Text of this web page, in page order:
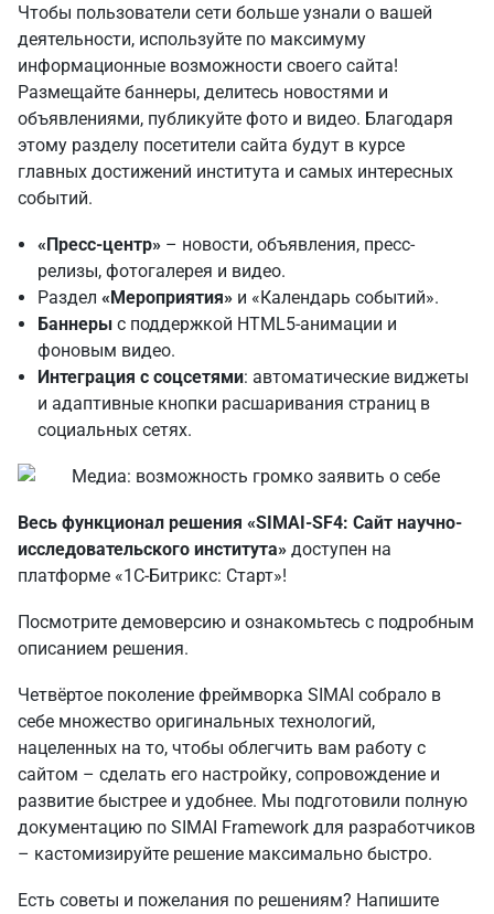
Чтобы пользователи сети больше узнали о вашей
деятельности, используйте по максимуму
информационные возможности своего сайта!
Размещайте баннеры, делитесь новостями и
объявлениями, публикуйте фото и видео. Благодаря
этому разделу посетители сайта будут в курсе
главных достижений института и самых интересных
событий.
«Пресс-центр» – новости, объявления, пресс-
релизы, фотогалерея и видео.
Раздел «Мероприятия» и «Календарь событий».
Баннеры с поддержкой HTML5-анимации и
фоновым видео.
Интеграция с соцсетями: автоматические виджеты
и адаптивные кнопки расшаривания страниц в
социальных сетях.
Весь функционал решения «SIMAI-SF4: Сайт научно-
исследовательского института» доступен на
платформе «1С-Битрикс: Старт»!
Посмотрите демоверсию и ознакомьтесь с подробным
описанием решения.
Четвёртое поколение фреймворка SIMAI собрало в
себе множество оригинальных технологий,
нацеленных на то, чтобы облегчить вам работу с
сайтом – сделать его настройку, сопровождение и
развитие быстрее и удобнее. Мы подготовили полную
документацию по SIMAI Framework для разработчиков
– кастомизируйте решение максимально быстро.
Есть советы и пожелания по решениям? Напишите